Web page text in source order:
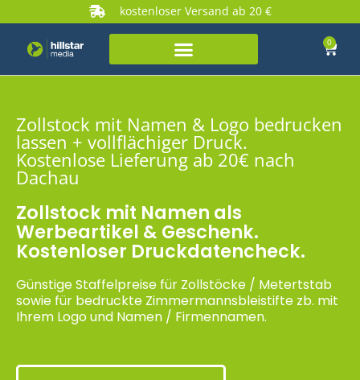
kostenloser Versand ab 20 €
0
Zollstock mit Namen & Logo bedrucken
lassen + vollflächiger Druck.
Kostenlose Lieferung ab 20€ nach
Dachau
Zollstock mit Namen als
Werbeartikel & Geschenk.
Kostenloser Druckdatencheck.
Günstige Staffelpreise für Zollstöcke / Metertstab
sowie für bedruckte Zimmermannsbleistifte zb. mit
Ihrem Logo und Namen / Firmennamen.